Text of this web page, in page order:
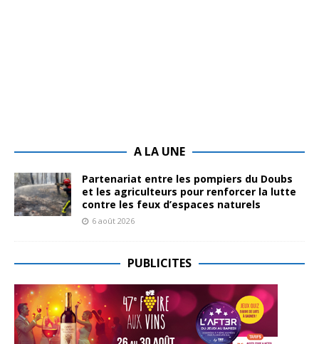
A LA UNE
Partenariat entre les pompiers du Doubs
et les agriculteurs pour renforcer la lutte
contre les feux d’espaces naturels
6 août 2026
PUBLICITES